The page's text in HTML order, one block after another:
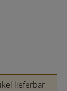
lieferbar